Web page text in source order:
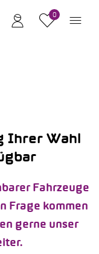
0
Ihrer Wahl
Fahrzeuge
Frage kommen
gerne unser